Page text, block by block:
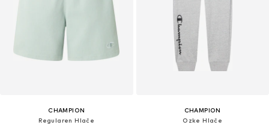
CHAMPION
Regularen Hlače
CHAMPION
Ozke Hlače